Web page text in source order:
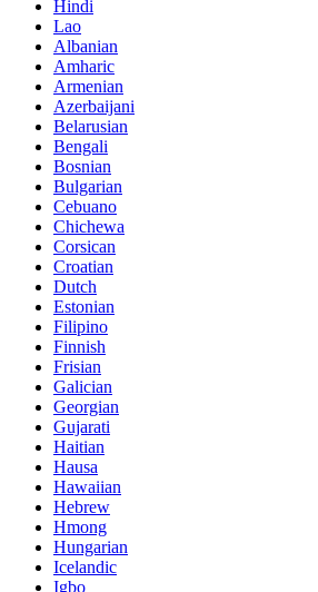
Hindi
Lao
Albanian
Amharic
Armenian
Azerbaijani
Belarusian
Bengali
Bosnian
Bulgarian
Cebuano
Chichewa
Corsican
Croatian
Dutch
Estonian
Filipino
Finnish
Frisian
Galician
Georgian
Gujarati
Haitian
Hausa
Hawaiian
Hebrew
Hmong
Hungarian
Icelandic
Igbo